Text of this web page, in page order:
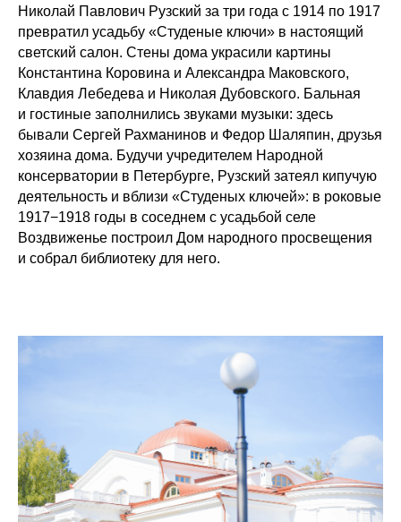
Николай Павлович Рузский за три года с 1914 по 1917
превратил усадьбу «Студеные ключи» в настоящий
светский салон. Стены дома украсили картины
Константина Коровина и Александра Маковского,
Клавдия Лебедева и Николая Дубовского. Бальная
и гостиные заполнились звуками музыки: здесь
бывали Сергей Рахманинов и Федор Шаляпин, друзья
хозяина дома. Будучи учредителем Народной
консерватории в Петербурге, Рузский затеял кипучую
деятельность и вблизи «Студеных ключей»: в роковые
1917−1918 годы в соседнем с усадьбой селе
Воздвиженье построил Дом народного просвещения
и собрал библиотеку для него.